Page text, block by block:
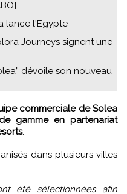
lance l'Egypte
Journeys signent une
dévoile son nouveau
commerciale de Solea
gamme en partenariat
.
dans plusieurs villes
été sélectionnées afin